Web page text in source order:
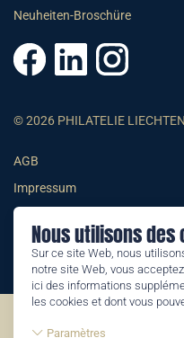
Nous utilisons des
Sur ce site Web, nous
notre site Web, vous
ici des informations
les cookies et dont vous
Paramètres
Neuheiten-Broschüre
© 2026 PHILATELIE
AGB
Impressum
Datenschutzerklärung